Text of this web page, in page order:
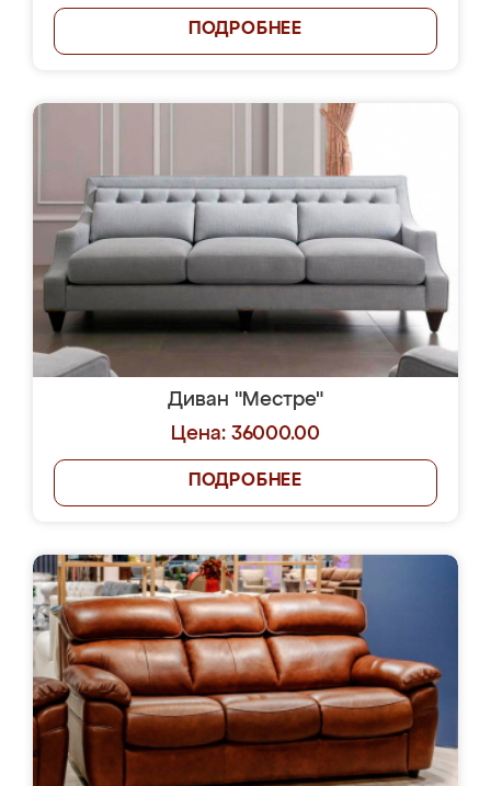
ПОДРОБНЕЕ
Диван "Местре"
Цена: 36000.00
ПОДРОБНЕЕ